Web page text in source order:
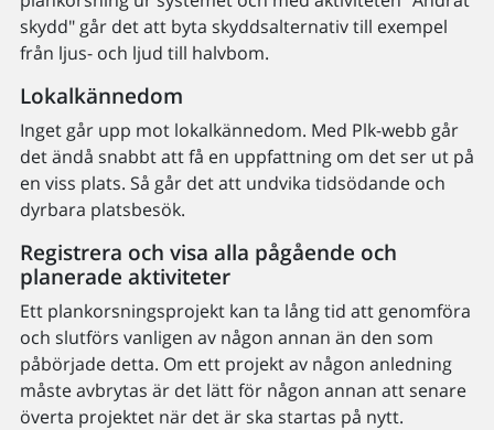
skydd" går det att byta skyddsalternativ till exempel
från ljus- och ljud till halvbom.
Lokalkännedom
Inget går upp mot lokalkännedom. Med Plk-webb går
det ändå snabbt att få en uppfattning om det ser ut på
en viss plats. Så går det att undvika tidsödande och
dyrbara platsbesök.
Registrera och visa alla pågående och
planerade aktiviteter
Ett plankorsningsprojekt kan ta lång tid att genomföra
och slutförs vanligen av någon annan än den som
påbörjade detta. Om ett projekt av någon anledning
måste avbrytas är det lätt för någon annan att senare
överta projektet när det är ska startas på nytt.